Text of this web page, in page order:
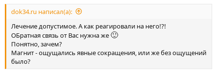
dok34.ru написал(а):
Лечение допустимое. А как реагировали на него!?!
ОБратная связь от Вас нужна же 🙂
Понятно, зачем?
Магнит - ощущались явные сокращения, или же без ощущений
было?